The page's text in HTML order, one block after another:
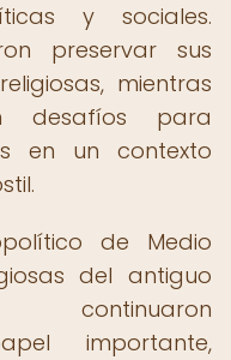
y sociales.
preservar sus
mientras
desafíos para
en un contexto
de Medio
del antiguo
continuaron
importante,